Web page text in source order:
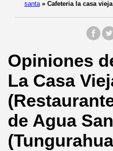
santa » Cafeteria la casa vieja
Opiniones
La Casa
de Agua